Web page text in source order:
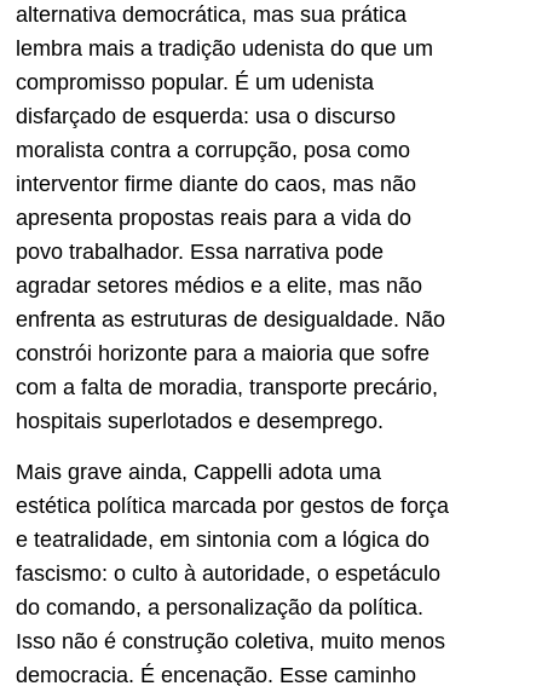
alternativa democrática, mas sua prática
lembra mais a tradição udenista do que um
compromisso popular. É um udenista
disfarçado de esquerda: usa o discurso
moralista contra a corrupção, posa como
interventor firme diante do caos, mas não
apresenta propostas reais para a vida do
povo trabalhador. Essa narrativa pode
agradar setores médios e a elite, mas não
enfrenta as estruturas de desigualdade. Não
constrói horizonte para a maioria que sofre
com a falta de moradia, transporte precário,
hospitais superlotados e desemprego.
Mais grave ainda, Cappelli adota uma
estética política marcada por gestos de força
e teatralidade, em sintonia com a lógica do
fascismo: o culto à autoridade, o espetáculo
do comando, a personalização da política.
Isso não é construção coletiva, muito menos
democracia. É encenação. Esse caminho